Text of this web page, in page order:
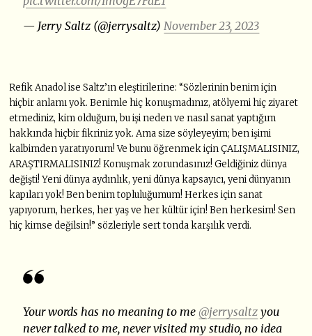
— Jerry Saltz (@jerrysaltz) November 23, 2023
Refik Anadol ise Saltz’ın eleştirilerine: “Sözlerinin benim için
hiçbir anlamı yok. Benimle hiç konuşmadınız, atölyemi hiç ziyaret
etmediniz, kim olduğum, bu işi neden ve nasıl sanat yaptığım
hakkında hiçbir fikriniz yok. Ama size söyleyeyim; ben işimi
kalbimden yaratıyorum! Ve bunu öğrenmek için ÇALIŞMALISINIZ,
ARAŞTIRMALISINIZ! Konuşmak zorundasınız! Geldiğiniz dünya
değişti! Yeni dünya aydınlık, yeni dünya kapsayıcı, yeni dünyanın
kapıları yok! Ben benim topluluğumum! Herkes için sanat
yapıyorum, herkes, her yaş ve her kültür için! Ben herkesim! Sen
hiç kimse değilsin!” sözleriyle sert tonda karşılık verdi.
Your words has no meaning to me @jerrysaltz you
never talked to me, never visited my studio, no idea